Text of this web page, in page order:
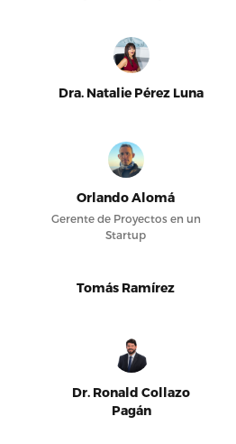
Dra. Natalie Pérez Luna
Orlando Alomá
Gerente de Proyectos en un
Startup
Tomás Ramírez
Dr. Ronald Collazo
Pagán